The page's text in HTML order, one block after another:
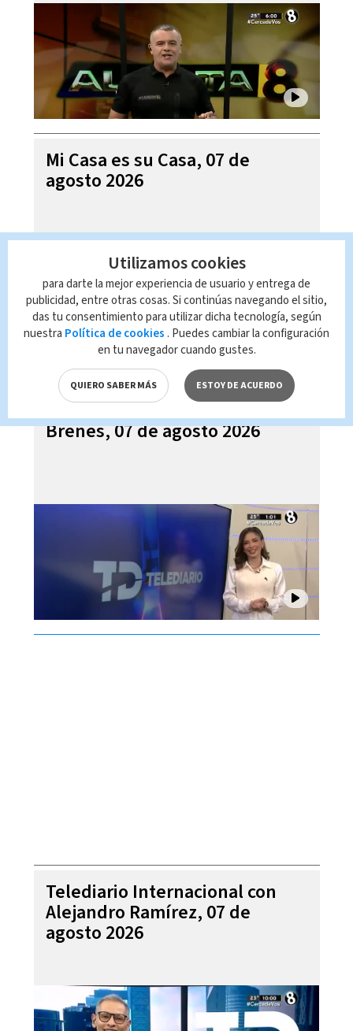
Mi Casa es su Casa, 07 de
agosto 2026
Telediario En Directo con Paula
Brenes, 07 de agosto 2026
Telediario Internacional con
Alejandro Ramírez, 07 de
agosto 2026
Utilizamos cookies
para darte la mejor experiencia de usuario y entrega de
publicidad, entre otras cosas. Si continúas navegando el sitio,
das tu consentimiento para utilizar dicha tecnología, según
nuestra Política de cookies . Puedes cambiar la configuración
en tu navegador cuando gustes.
QUIERO SABER MÁS ESTOY DE ACUERDO